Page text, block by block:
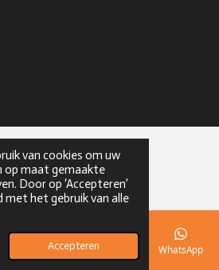
van cookies om uw
op maat gemaakte
Door op ‘Accepteren’
met het gebruik van alle
Accepteren
Kaart Instagram WhatsApp